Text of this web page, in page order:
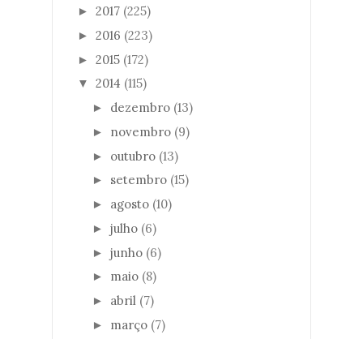
► 2017 (225)
► 2016 (223)
► 2015 (172)
▼ 2014 (115)
► dezembro (13)
► novembro (9)
► outubro (13)
► setembro (15)
► agosto (10)
► julho (6)
► junho (6)
► maio (8)
► abril (7)
► março (7)